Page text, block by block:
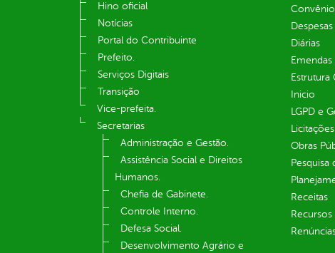
Hino oficial
Notícias
Portal do Contribuinte
Prefeito.
Serviços Digitais
Transição
Vice-prefeita.
Secretarias
Administração e Gestão.
Assistência Social e Direitos
Humanos.
Chefia de Gabinete.
Controle Interno.
Defesa Social.
Desenvolvimento Agrário e
Despesas
Diárias
Estrutura
Inicio
LGPD e
Obras
Pesquisa
Receitas